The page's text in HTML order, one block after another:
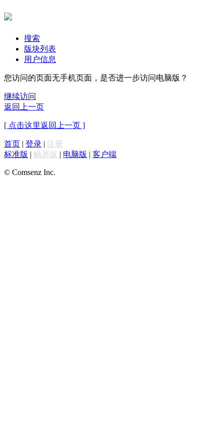
搜索
版块列表
用户信息
您访问的页面无手机页面，是否进一步访问电脑版？
继续访问
返回上一页
[ 点击这里返回上一页 ]
首页 | 登录 | 注册
标准版 | 触屏版 | 电脑版 | 客户端
© Comsenz Inc.